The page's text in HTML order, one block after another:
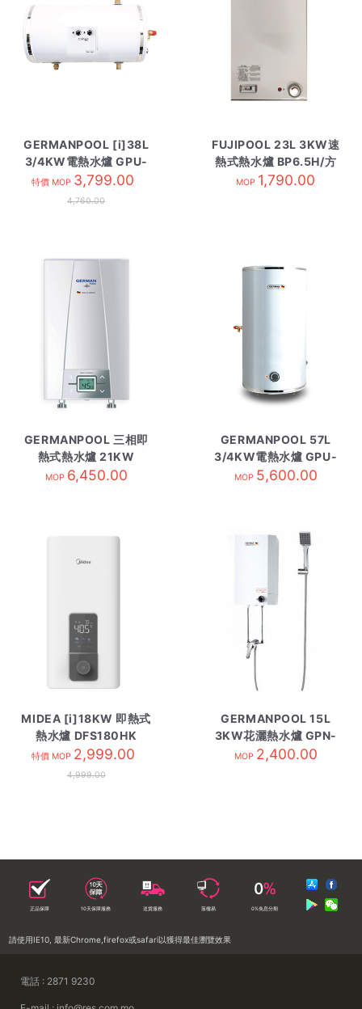
GERMANPOOL [i]38L
3/4KW電熱水爐 GPU-
10E 圓橫掛
特價 MOP 3,799.00
4,760.00
FUJIPOOL 23L 3KW速
熱式熱水爐 BP6.5H/方
MOP 1,790.00
GERMANPOOL 三相即
熱式熱水爐 21KW
CEX21
MOP 6,450.00
GERMANPOOL 57L
3/4KW電熱水爐 GPU-
15 圓型
MOP 5,600.00
MIDEA [i]18KW 即熱式
熱水爐 DFS180HK
特價 MOP 2,999.00
4,999.00
GERMANPOOL 15L
3KW花灑熱水爐 GPN-
4TD/ETD
MOP 2,400.00
正品保障 10天保障服務 送貨服務 落樓易 0%免息分期
請使用IE10, 最新Chrome,firefox或safari以獲得最佳瀏覽效果
電話 : 2871 9230